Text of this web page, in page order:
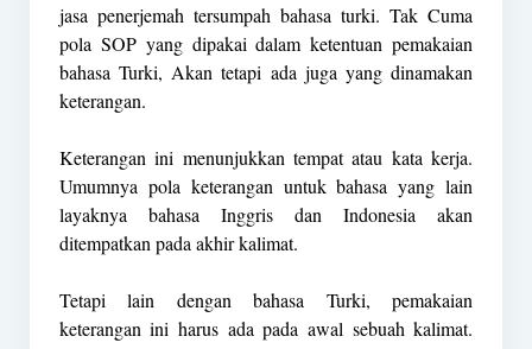
jasa penerjemah tersumpah bahasa turki. Tak Cuma
pola SOP yang dipakai dalam ketentuan pemakaian
bahasa Turki, Akan tetapi ada juga yang dinamakan
keterangan.
Keterangan ini menunjukkan tempat atau kata kerja.
Umumnya pola keterangan untuk bahasa yang lain
layaknya bahasa Inggris dan Indonesia akan
ditempatkan pada akhir kalimat.
Tetapi lain dengan bahasa Turki, pemakaian
keterangan ini harus ada pada awal sebuah kalimat.